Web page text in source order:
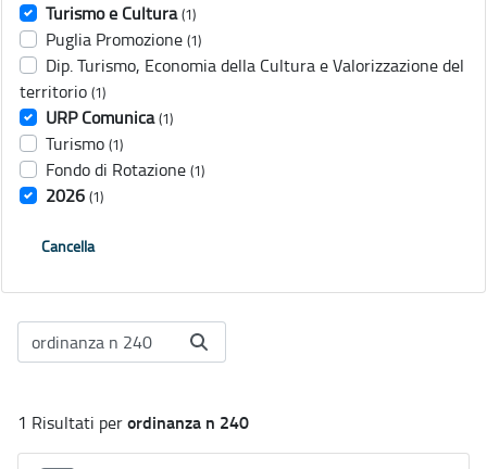
Turismo e Cultura (1)
Puglia Promozione (1)
Dip. Turismo, Economia della Cultura e Valorizzazione del
territorio (1)
URP Comunica (1)
Turismo (1)
Fondo di Rotazione (1)
2026 (1)
Cancella
1 Risultati perordinanza n 240